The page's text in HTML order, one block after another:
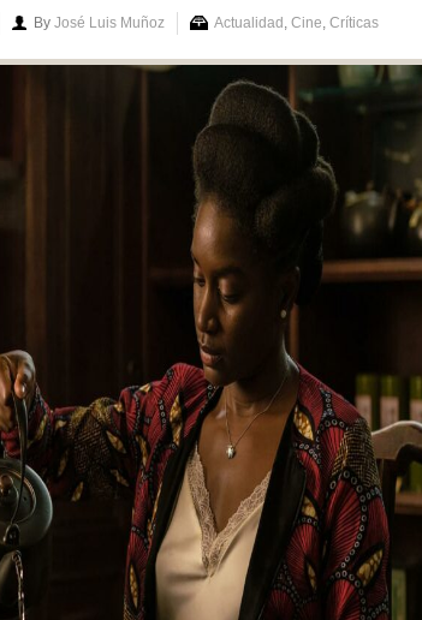
By José Luis Muñoz Actualidad Cine Críticas